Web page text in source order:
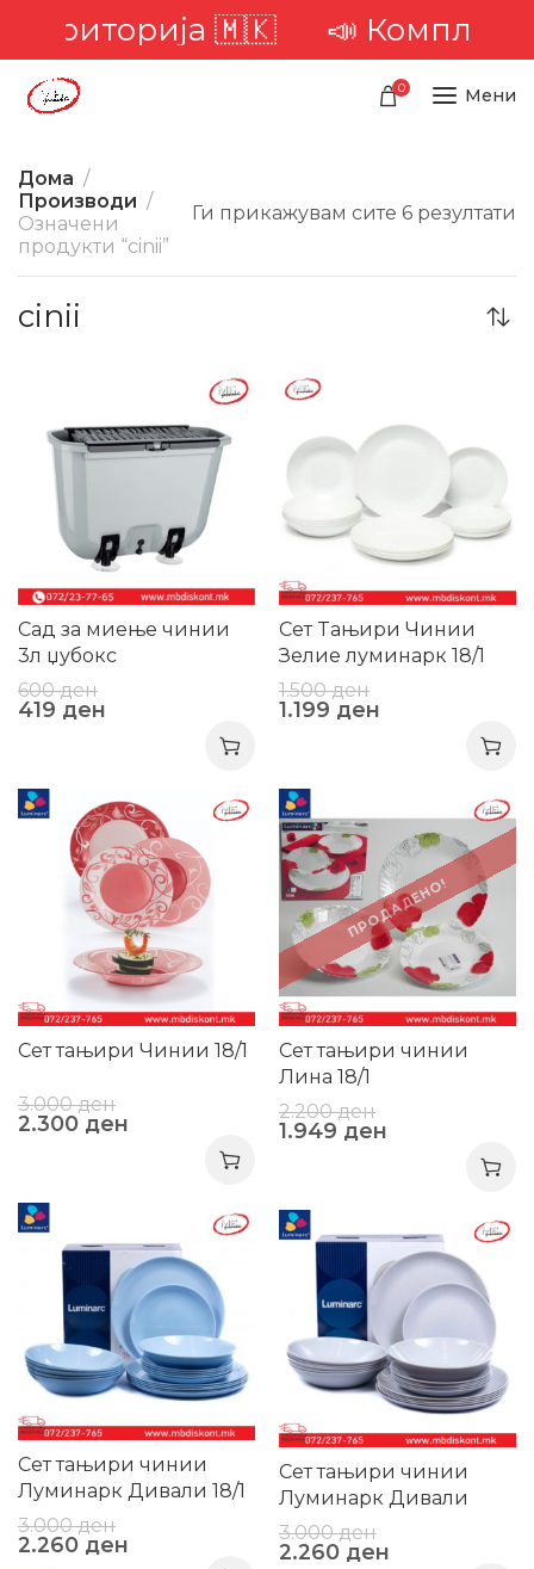
територија 🇲🇰 📣
0 Мени
Дома
Производи
Означени
продукти “cinii”
Ги прикажувам сите 6 резултати
cinii
Сад за миење чинии
3л џубокс
600ден
419 ден
-20%
Сет Tањири Чинии
Зелие луминарк 18/1
1.500ден
1.199 ден
-23%
Сет тањири Чинии 18/1
3.000ден
2.300 ден
ПРОДАДЕНО!
-11%
Сет тањири чинии
Лина 18/1
2.200ден
1.949 ден
-25%
Сет тањири чинии
Луминарк Дивали 18/1
3.000ден
2.260 ден
-25%
Сет тањири чинии
Луминарк Дивали
гранитни 18/1
3.000ден
2.260 ден